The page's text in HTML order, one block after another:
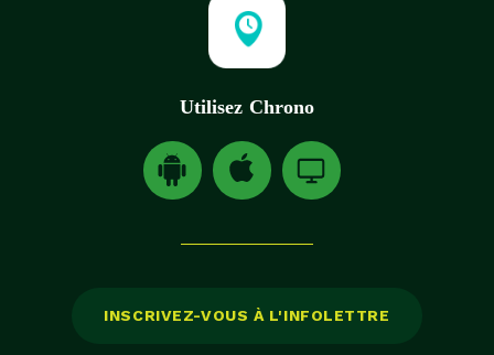
Utilisez Chrono
Téléchargez l'application Chrono pour
Téléchargez l'application Chrono pour
Téléchargez l'application
INSCRIVEZ-VOUS À L'INFOLETTRE